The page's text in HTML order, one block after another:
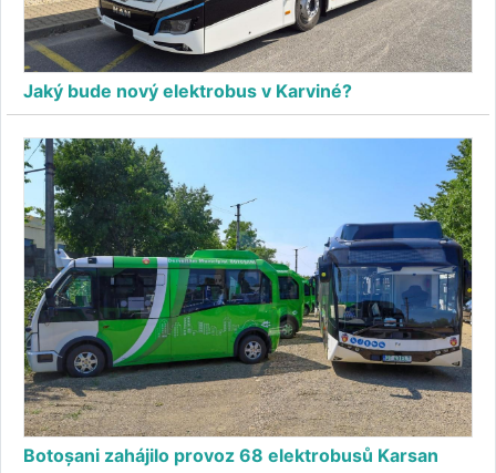
Jaký bude nový elektrobus v Karviné?
Botoșani zahájilo provoz 68 elektrobusů Karsan